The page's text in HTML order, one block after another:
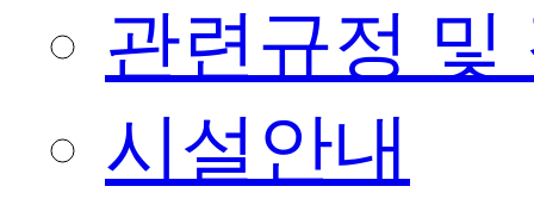
관련규정 및
시설안내